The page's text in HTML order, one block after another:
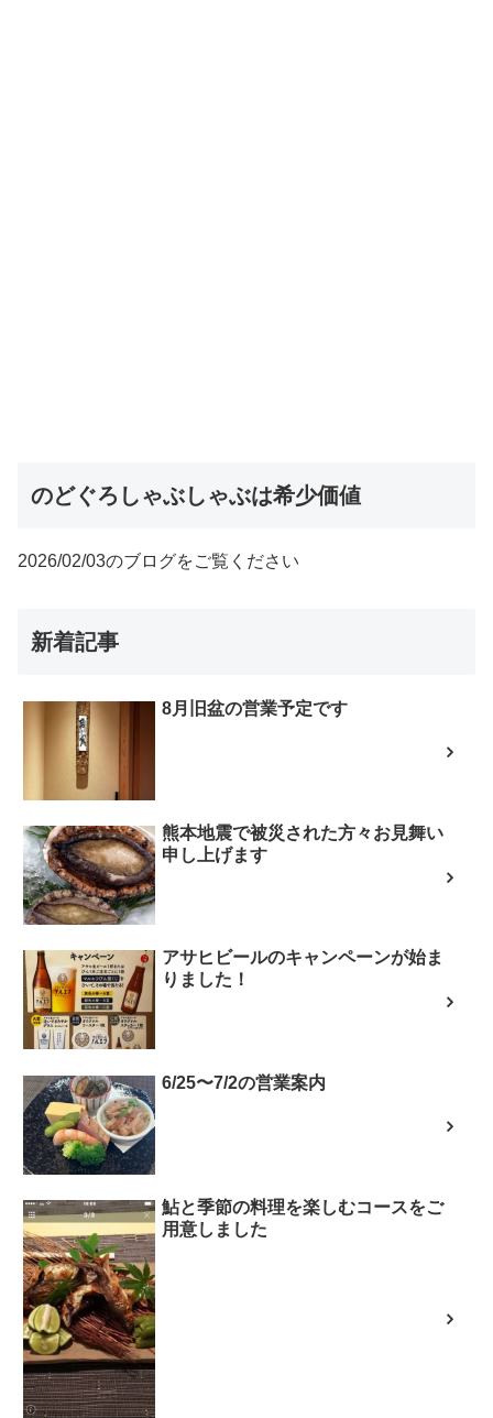
のどぐろしゃぶしゃぶは希少価値
2026/02/03のブログをご覧ください
新着記事
8月旧盆の営業予定です
熊本地震で被災された方々お見舞い
申し上げます
アサヒビールのキャンペーンが始ま
りました！
6/25〜7/2の営業案内
鮎と季節の料理を楽しむコースをご
用意しました